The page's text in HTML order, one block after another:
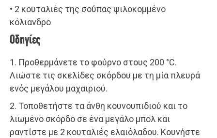
• 2 κουταλιές της σούπας ψιλοκομμένο
κόλιανδρο
Οδηγίες
1. Προθερμάνετε το φούρνο στους 200 °C.
Λιώστε τις σκελίδες σκόρδου με τη μία πλευρά
ενός μεγάλου μαχαιριού.
2. Τοποθετήστε τα άνθη κουνουπιδιού και το
λιωμένο σκόρδο σε ένα μεγάλο μπολ και
ραντίστε με 2 κουταλιές ελαιόλαδου. Κουνήστε